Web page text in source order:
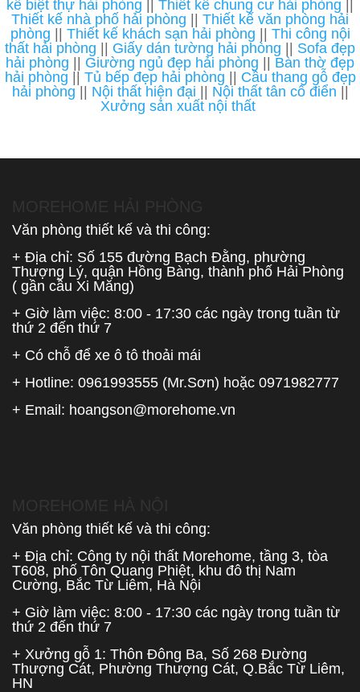
kế biệt thự hải phòng || Thiết kế chung cư hải phòng ||
Thiết kế nhà phố hải phòng || Thiết kế văn phòng hải
phòng || Thiết kế khách sạn hải phòng || Thi công nội
thất hải phòng || Giấy dán tường hải phòng || Sofa đẹp
hải phòng || Giường ngủ đẹp hải phòng || Bàn thờ đẹp
hải phòng || Tủ bếp đẹp hải phòng || Cầu thang gỗ đẹp
hải phòng || Nội thất hiện đại || Nội thất tân cổ điển ||
Xưởng sản xuất nội thất
Văn phòng thiết kế và thi công:
+ Địa chỉ: Số 155 đường Bạch Đằng, phường
Thượng Lý, quận Hồng Bàng, thành phố Hải Phòng
( gần cầu Xi Măng)
+ Giờ làm việc: 8:00 - 17:30 các ngày trong tuần từ
thứ 2 đến thứ 7
+ Có chỗ để xe ô tô thoải mái
+ Hotline: 0961993555 (Mr.Sơn) hoặc 0971982777
+ Email: hoangson@morehome.vn
Văn phòng thiết kế và thi công:
+ Địa chỉ: Công ty nội thất Morehome, tầng 3, tòa
T608, phố Tôn Quang Phiệt, khu đô thị Nam
Cường, Bắc Từ Liêm, Hà Nội
+ Giờ làm việc: 8:00 - 17:30 các ngày trong tuần từ
thứ 2 đến thứ 7
+ Xưởng gỗ 1: Thôn Đông Ba, Số 268 Đường
Thượng Cát, Phường Thượng Cát, Q.Bắc Từ Liêm,
HN